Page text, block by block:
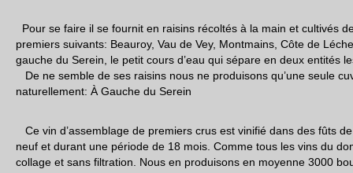
Pour se faire il se fournit en raisins récoltés à la main et cultivés
premiers suivants: Beauroy, Vau de Vey, Montmains, Côte de
gauche du Serein, le petit cours d’eau qui sépare en deux entités
De ne semble de ses raisins nous ne produisons qu’une seule
naturellement: À Gauche du Serein
Ce vin d’assemblage de premiers crus est vinifié dans des fûts
neuf et durant une période de 18 mois. Comme tous les vins du
collage et sans filtration. Nous en produisons en moyenne 3000